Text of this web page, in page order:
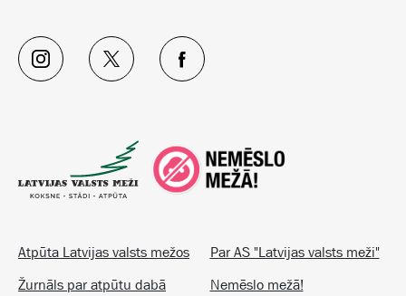
Atpūta Latvijas valsts mežos
Par AS "Latvijas valsts meži"
Žurnāls par atpūtu dabā
Nemēslo mežā!